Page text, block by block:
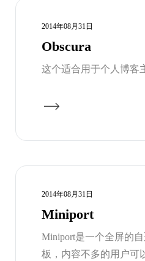
2014年08月31日
Obscura
这个适合用于个人博客
2014年08月31日
Miniport
Miniport是一个全屏的
板，内容不多的用户可